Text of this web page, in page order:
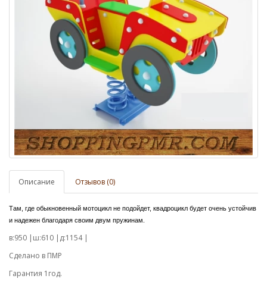
Описание Отзывов (0)
Там, где обыкновенный мотоцикл не подойдет, квадроцикл будет очень устойчив
и надежен благодаря своим двум пружинам.
в:950 |ш:610 |д:1154 |
Сделано в ПМР
Гарантия 1год.